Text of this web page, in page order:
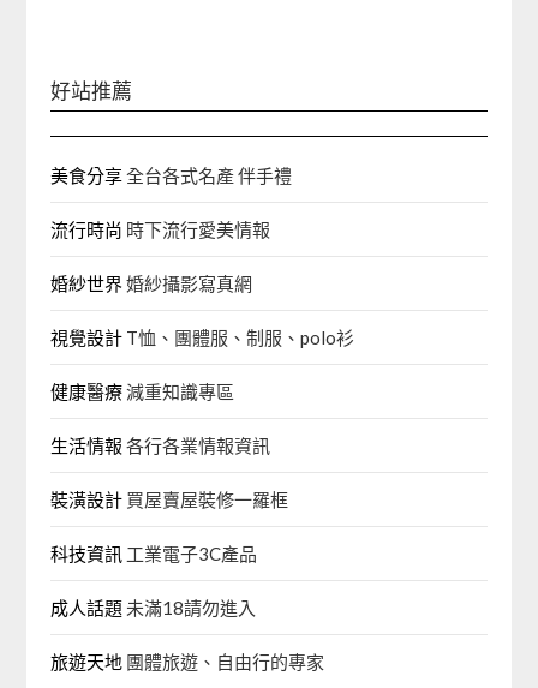
好站推薦
美食分享全台各式名產 伴手禮
流行時尚 時下流行愛美情報
婚紗世界婚紗攝影寫真網
視覺設計 T恤、團體服、制服、polo衫
健康醫療減重知識專區
生活情報 各行各業情報資訊
裝潢設計 買屋賣屋裝修一羅框
科技資訊 工業電子3C產品
成人話題 未滿18請勿進入
旅遊天地 團體旅遊、自由行的專家‎